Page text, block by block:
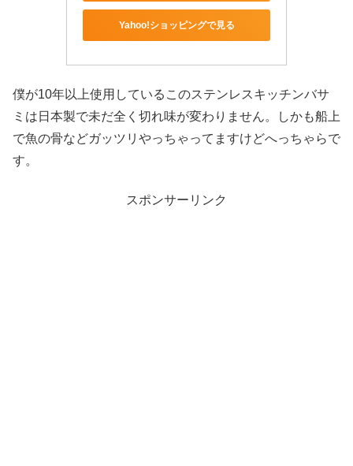
Yahoo!ショッピングで見る
僕が10年以上使用しているこのステンレスキッチンバサ
ミは日本製で未だ全く切れ味が変わりません。しかも船上
で魚の骨などガッツリやっちゃってますけどへっちゃらで
す。
スポンサーリンク